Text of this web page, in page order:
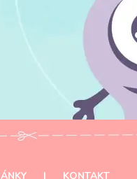
| KONTAKT